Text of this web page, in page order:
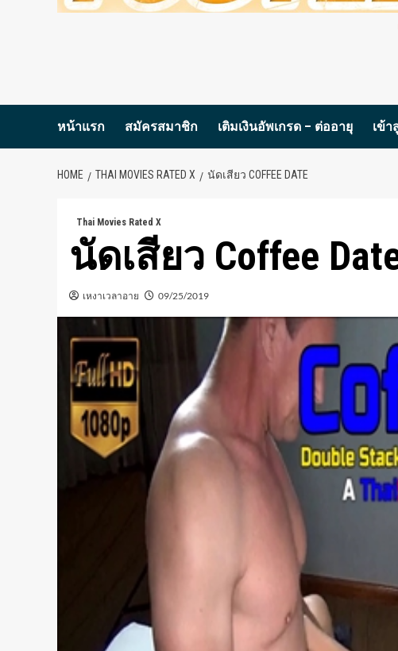
หน้าแรก สมัครสมาชิก เติมเงินอัพเกรด – ต่ออายุ เข้า
HOME THAI MOVIES RATED X นัดเสียว COFFEE DATE
Thai Movies Rated X
นัดเสียว Coffee
เหงาเวลาอาย 09/25/2019